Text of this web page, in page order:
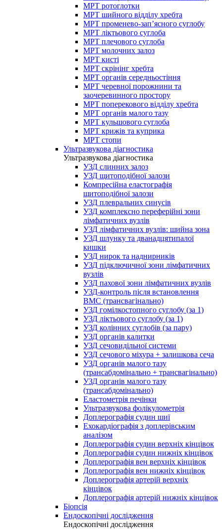
МРТ ротоглотки
МРТ шийного відділу хребта
МРТ променево-зап’ясного суглобу
МРТ ліктьового суглоба
МРТ плечового суглоба
МРТ молочних залоз
МРТ кисті
МРТ скрінінг хребта
МРТ органів середньостіння
МРТ черевної порожнини та
заочеревинного простору
МРТ поперекового відділу хребта
МРТ органів малого тазу
МРТ кульшового суглоба
МРТ крижів та куприка
МРТ стопи
Ультразвукова діагностика
Ультразвукова діагностика
УЗД слинних залоз
УЗД щитоподібної залози
Компресійна еластографія
щитоподібної залози
УЗД плевральних синусів
УЗД комплексно переферійні зони
лімфатичних вузлів
УЗД лімфатичних вузлів: шийна зона
УЗД шлунку та дванадцятипалої
кишки
УЗД нирок та наднирників
УЗД підключичної зони лімфатичних
вузлів
УЗД пахової зони лімфатичних вузлів
УЗД-контроль після встановлення
ВМС (трансвагінально)
УЗД гомілкостопного суглобу (за 1)
УЗД ліктьового суглобу (за 1)
УЗД колінних суглобів (за пару)
УЗД органів калитки
УЗД сечовидільної системи
УЗД сечового міхура + залишкова сеча
УЗД органів малого тазу
(трансабдомінально + трансвагінально)
УЗД органів малого тазу
(трансабдомінально)
Еластометрія печінки
Ультразвукова фолікулометрія
Доплерографія судин шиї
Ехокардіографія з доплерівським
аналізом
Доплерографія судин верхніх кінцівок
Доплерографія судин нижніх кінцівок
Доплерографія вен верхніх кінцівок
Доплерографія вен нижніх кінцівок
Доплерографія артерій верхніх
кінцівок
Доплерографія артерій нижніх кінцівок
Біопсія
Ендоскопічні дослідження
Ендоскопічні дослідження